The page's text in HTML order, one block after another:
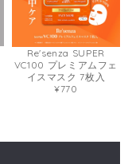
Re'senza SUPER
VC100 プレミアムフェ
イスマスク 7枚入
¥770